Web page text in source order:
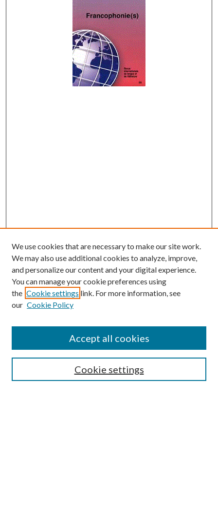
Most Popular Papers
We use cookies that are necessary to make our site work.
We may also use additional cookies to analyze, improve,
and personalize our content and your digital experience.
You can manage your cookie preferences using
the Cookie settings link. For more information, see
our Cookie Policy
Cookie settings
Accept all cookies